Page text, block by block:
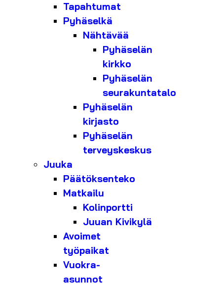
Tapahtumat
Pyhäselkä
Nähtävää
Pyhäselän
kirkko
Pyhäselän
seurakuntatalo
Pyhäselän
kirjasto
Pyhäselän
terveyskeskus
Juuka
Päätöksenteko
Matkailu
Kolinportti
Juuan Kivikylä
Avoimet
työpaikat
Vuokra-
asunnot